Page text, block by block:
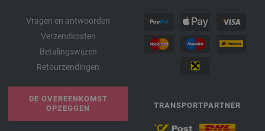
Vragen en antwoorden
Verzendkosten
Betalingswijzen
Retourzendingen
DE OVEREENKOMST
OPZEGGEN
TRANSPORTPARTNER